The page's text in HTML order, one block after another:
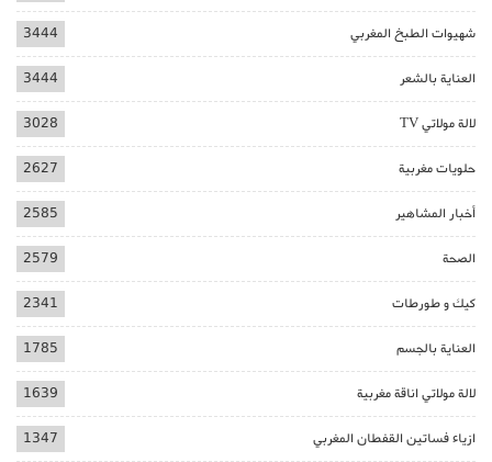
شهيوات الطبخ المغربي 3444
العناية بالشعر 3444
لالة مولاتي TV 3028
حلويات مغربية 2627
أخبار المشاهير 2585
الصحة 2579
كيك و طورطات 2341
العناية بالجسم 1785
لالة مولاتي اناقة مغربية 1639
ازياء فساتين القفطان المغربي 1347